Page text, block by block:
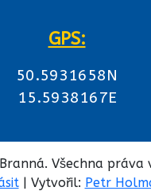
GPS:
50.5931658N
15.5938167E
Všechna práva
| Vytvořil: Petr